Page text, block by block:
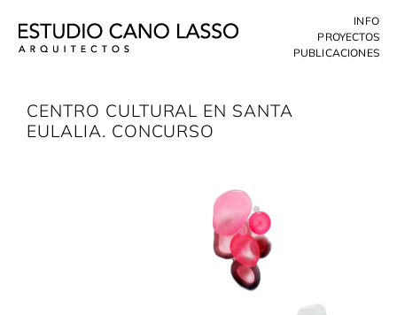
content
INFO
PROYECTOS
PUBLICACIONES
CENTRO CULTURAL EN SANTA
EULALIA. CONCURSO